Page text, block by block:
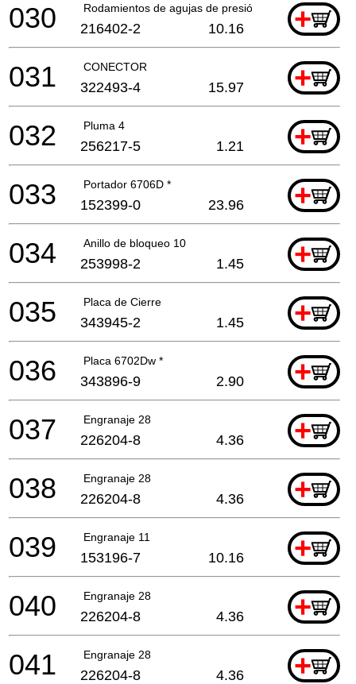
Rodamientos de agujas de presión 1224 8412Dwh *
+
030 216402-2 10.16
CONECTOR +
031 322493-4 15.97
Pluma 4 +
032 256217-5 1.21
Portador 6706D * +
033 152399-0 23.96
Anillo de bloqueo 10 +
034 253998-2 1.45
Placa de Cierre +
035 343945-2 1.45
Placa 6702Dw * +
036 343896-9 2.90
Engranaje 28 +
037 226204-8 4.36
Engranaje 28 +
038 226204-8 4.36
Engranaje 11 +
039 153196-7 10.16
Engranaje 28 +
040 226204-8 4.36
Engranaje 28 +
041 226204-8 4.36